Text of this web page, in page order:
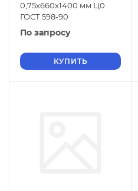
0,75х660х1400 мм Ц0
ГОСТ 598-90
По запросу
КУПИТЬ